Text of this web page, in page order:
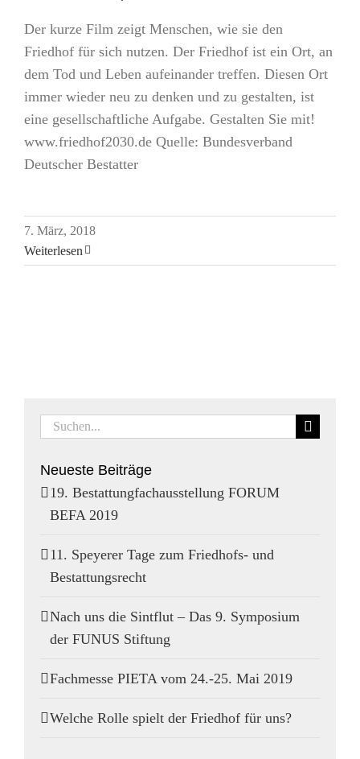
Der kurze Film zeigt Menschen, wie sie den
Friedhof für sich nutzen. Der Friedhof ist ein Ort, an
dem Tod und Leben aufeinander treffen. Diesen Ort
immer wieder neu zu denken und zu gestalten, ist
eine gesellschaftliche Aufgabe. Gestalten Sie mit!
www.friedhof2030.de Quelle: Bundesverband
Deutscher Bestatter
7. März, 2018
Weiterlesen
Suche
Neueste Beiträge
19. Bestattungfachausstellung FORUM
BEFA 2019
11. Speyerer Tage zum Friedhofs- und
Bestattungsrecht
Nach uns die Sintflut – Das 9. Symposium
der FUNUS Stiftung
Fachmesse PIETA vom 24.-25. Mai 2019
Welche Rolle spielt der Friedhof für uns?